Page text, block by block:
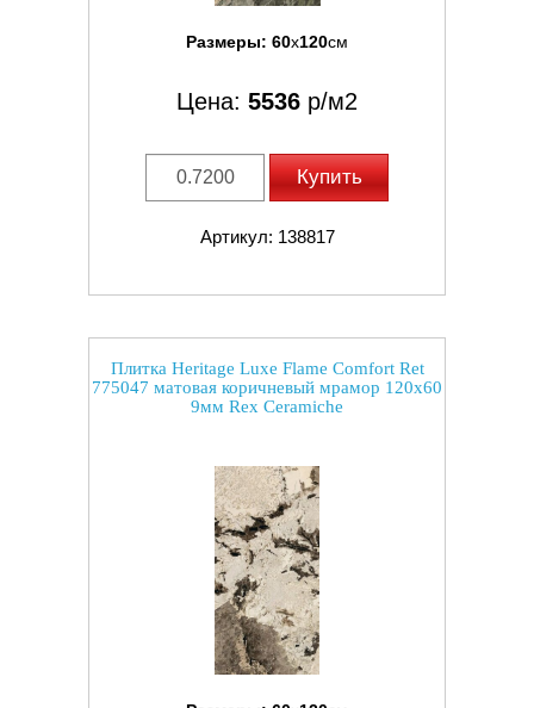
Размеры: 60x120см
Цена: 5536 р/м2
Купить
Артикул: 138817
Плитка Heritage Luxe Flame Comfort Ret
775047 матовая коричневый мрамор 120x60
9мм Rex Ceramiche